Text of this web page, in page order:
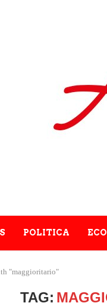
POLITICA
"maggioritario"
TAG: